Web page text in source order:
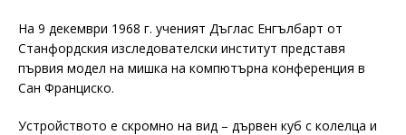
На 9 декември 1968 г. ученият Дъглас Енгълбарт от
Станфордския изследователски институт представя
първия модел на мишка на компютърна конференция в
Сан Франциско.
Устройството е скромно на вид – дървен куб с колелца и